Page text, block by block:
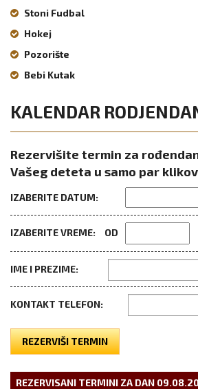
Stoni Fudbal
Hokej
Pozorište
Bebi Kutak
KALENDAR
Rezervišite termin za
Vašeg deteta u samo par
IZABERITE DATUM:
IZABERITE VREME: OD
IME I PREZIME:
KONTAKT TELEFON:
REZERVIŠI TERMIN
REZERVISANI TERMINI ZA DAN